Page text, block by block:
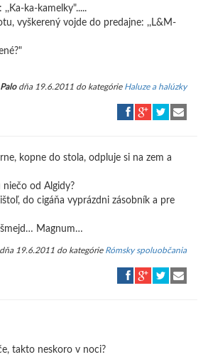
ka-kamelky".....
vyškerený vojde do predajne: ,,L&M-
Palodňa 19.6.2011 do kategórie Haluze a halúzky
kopne do stola, odpluje si na zem a
niečo od Algidy?
do cigáňa vyprázdni zásobník a pre
šmejd… Magnum…
19.6.2011 do kategórie Rómsky spoluobčania
takto neskoro v noci?